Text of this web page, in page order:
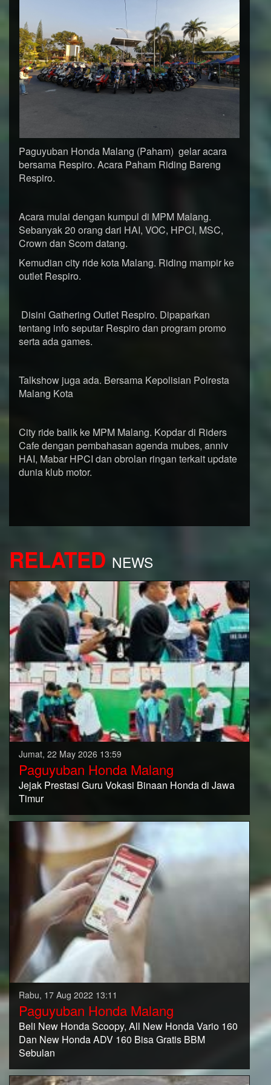
Paguyuban Honda Malang (Paham) gelar acara
bersama Respiro. Acara Paham Riding Bareng
Respiro.
Acara mulai dengan kumpul di MPM Malang.
Sebanyak 20 orang dari HAI, VOC, HPCI, MSC,
Crown dan Scom datang.
Kemudian city ride kota Malang. Riding mampir ke
outlet Respiro.
Disini Gathering Outlet Respiro. Dipaparkan
tentang info seputar Respiro dan program promo
serta ada games.
Talkshow juga ada. Bersama Kepolisian Polresta
Malang Kota
City ride balik ke MPM Malang. Kopdar di Riders
Cafe dengan pembahasan agenda mubes, anniv
HAI, Mabar HPCI dan obrolan ringan terkait update
dunia klub motor.
RELATED NEWS
Jumat, 22 May 2026 13:59
Paguyuban Honda Malang
Jejak Prestasi Guru Vokasi Binaan Honda di Jawa
Timur
Rabu, 17 Aug 2022 13:11
Paguyuban Honda Malang
Beli New Honda Scoopy, All New Honda Vario 160
Dan New Honda ADV 160 Bisa Gratis BBM
Sebulan